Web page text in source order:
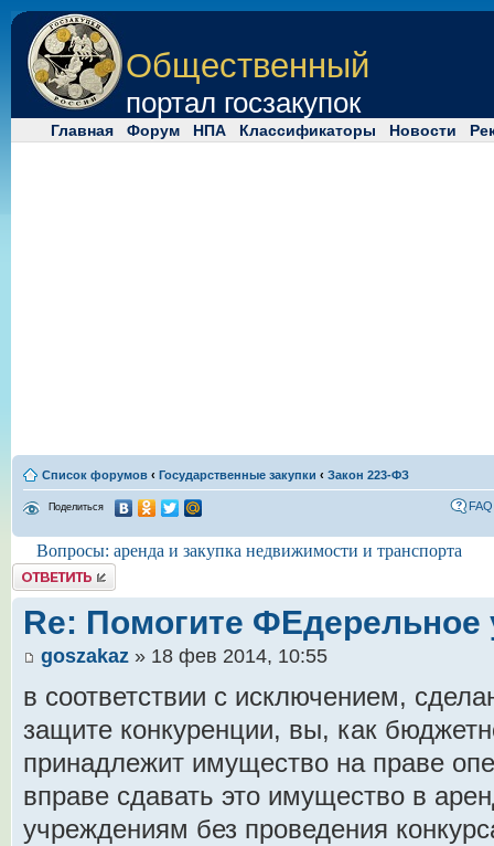
Общественный
портал госзакупок
Главная Форум НПА Классификаторы Новости
Список форумов ‹ Государственные закупки ‹ Закон 223-ФЗ
Поделиться FAQ
Вопросы: аренда и закупка недвижимости и транспорта
Комментировать
Re: Помогите ФЕдерельное
goszakaz » 18 фев 2014, 10:55
в соответствии с исключением,
защите конкуренции, вы, как
принадлежит имущество на праве
вправе сдавать это имущество в
учреждениям без проведения